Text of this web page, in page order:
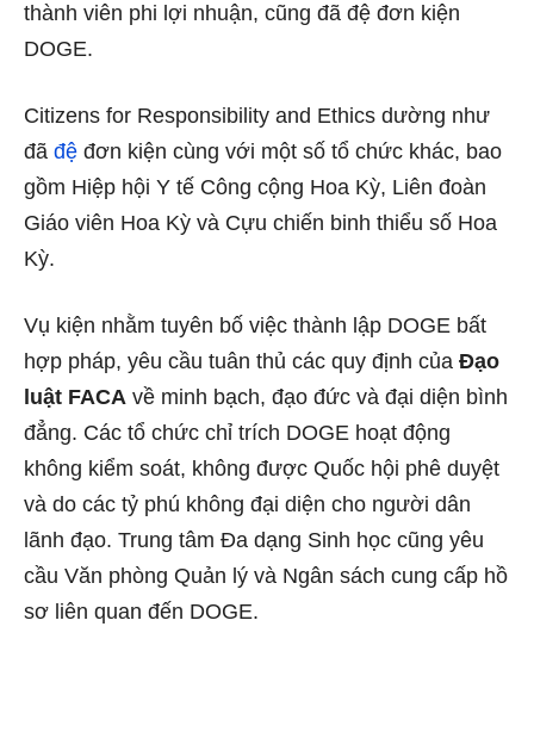
thành viên phi lợi nhuận, cũng đã đệ đơn kiện
DOGE.
Citizens for Responsibility and Ethics dường như
đã đệ đơn kiện cùng với một số tổ chức khác, bao
gồm Hiệp hội Y tế Công cộng Hoa Kỳ, Liên đoàn
Giáo viên Hoa Kỳ và Cựu chiến binh thiểu số Hoa
Kỳ.
Vụ kiện nhằm tuyên bố việc thành lập DOGE bất
hợp pháp, yêu cầu tuân thủ các quy định của Đạo
luật FACA về minh bạch, đạo đức và đại diện bình
đẳng. Các tổ chức chỉ trích DOGE hoạt động
không kiểm soát, không được Quốc hội phê duyệt
và do các tỷ phú không đại diện cho người dân
lãnh đạo. Trung tâm Đa dạng Sinh học cũng yêu
cầu Văn phòng Quản lý và Ngân sách cung cấp hồ
sơ liên quan đến DOGE.